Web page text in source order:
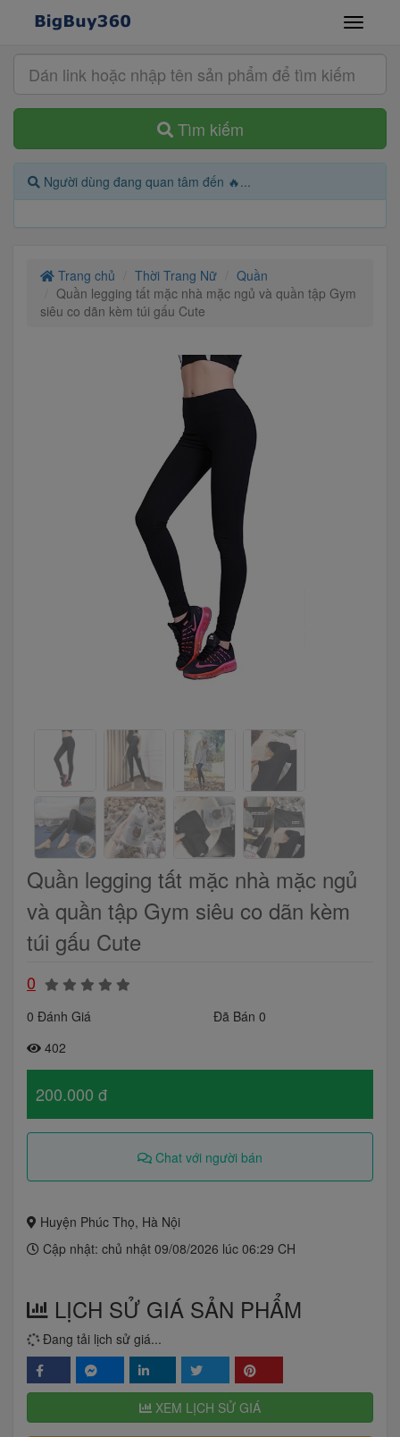
Tìm kiếm
Người dùng đang quan tâm đến 🔥...
Trang chủ Thời Trang Nữ
Quần
Quần legging tất mặc nhà mặc ngủ và quần tập Gym
siêu co dãn kèm túi gấu Cute
Quần legging tất mặc nhà mặc ngủ
và quần tập Gym siêu co dãn kèm
túi gấu Cute
0
0 Đánh Giá
Đã Bán 0
402
200.000 đ
Chat với người bán
Huyện Phúc Thọ, Hà Nội
Cập nhật: chủ nhật 09/08/2026 lúc 06:29 CH
LỊCH SỬ GIÁ SẢN PHẨM
Đang tải lịch sử giá...
XEM LỊCH SỬ GIÁ